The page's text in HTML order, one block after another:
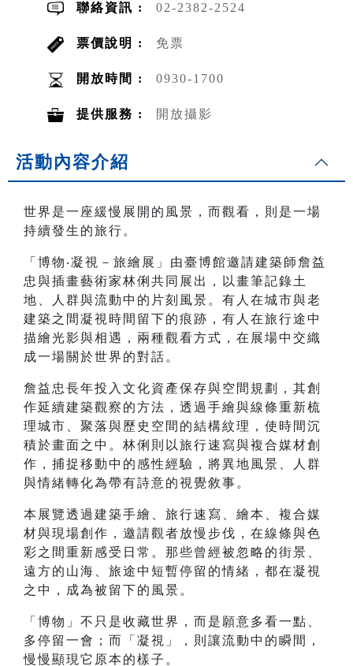
聯絡資訊 : 02-2382-2524
票價說明 : 免票
開放時間 : 0930-1700
提供服務 : 開放攝影
活動內容介紹
世界是一座緩慢展開的風景，而觀看，則是一場
持續發生的旅行。
「博物‧凝視－旅繪展」由臺博館邀請建築師詹益
忠與插畫藝術家林俐共同展出，以畫筆記錄土
地、人群與流動中的片刻風景。有人在城市與老
建築之間凝視時間留下的痕跡，有人在旅行途中
描繪光影與相遇，兩種觀看方式，在展場中交織
成一場關於世界的對話。
詹益忠長年投入文化資產保存與空間規劃，其創
作延續建築觀察的方法，透過手繪與線條重新梳
理城市、聚落與歷史空間的結構紋理，使時間沉
積於畫面之中。林俐則以旅行速寫與複合媒材創
作，捕捉移動中的感性經驗，將異地風景、人群
與情緒轉化為帶有詩意的視覺敘事。
本展覽透過建築手繪、旅行速寫、繪本、複合媒
材與現場創作，邀請觀者放慢步伐，在線條與色
彩之間重新感受日常。那些曾經被忽略的街景、
遠方的山海、旅途中短暫停留的情緒，都在凝視
之中，成為被留下的風景。
「博物」不只是收藏世界，而是願意多看一點、
多停留一會；而「凝視」，則讓流動中的瞬間，
慢慢顯現它原本的樣子。